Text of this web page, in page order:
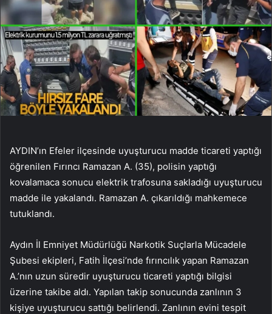
AYDIN’ın Efeler ilçesinde uyuşturucu madde ticareti yaptığı
öğrenilen Fırıncı Ramazan A. (35), polisin yaptığı
kovalamaca sonucu elektrik trafosuna sakladığı uyuşturucu
madde ile yakalandı. Ramazan A. çıkarıldığı mahkemece
tutuklandı.
Aydın İl Emniyet Müdürlüğü Narkotik Suçlarla Mücadele
Şubesi ekipleri, Fatih İlçesi’nde fırıncılık yapan Ramazan
A.’nın uzun süredir uyuşturucu ticareti yaptığı bilgisi
üzerine takibe aldı. Yapılan takip sonucunda zanlının 3
kişiye uyuşturucu sattığı belirlendi. Zanlının evini tespit